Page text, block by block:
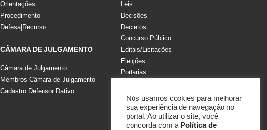
Orientações
Procedimento
Defesa|Recurso
CÂMARA DE JULGAMENTO
Câmara de Julgamento
Membros Câmara de Julgamento
Cadastro Defensor Dativo
Leis
Decisões
Decretos
Concurso Público
Editais/Licitações
Eleições
Portarias
Resoluções
Nós usamos cookies para melhorar
sua experiência de navegação no
portal. Ao utilizar o site, você
concorda com a Política de